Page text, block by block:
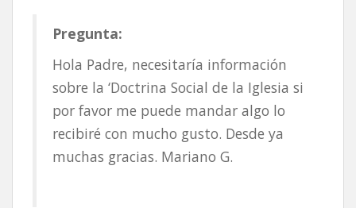
Pregunta:
Hola Padre, necesitaría información
sobre la ‘Doctrina Social de la Iglesia si
por favor me puede mandar algo lo
recibiré con mucho gusto. Desde ya
muchas gracias. Mariano G.